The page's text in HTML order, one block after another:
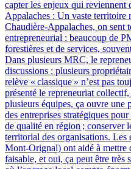
capter les enjeux qui
Appalaches : Un vaste territoire
Chaudière-Appalaches, on sent
entrepreneurial : beaucoup de
forestières et de services,
Dans plusieurs MRC, le
discussions : plusieurs
relève « classique » n’est pas
présenté le repreneuriat
plusieurs équipes, ça ouvre une
des entreprises stratégiques
de qualité en région ; conserver
territorial des organisations. Les
Mont-Orignal) ont aidé à mettre
faisable, et oui, ça peut être très